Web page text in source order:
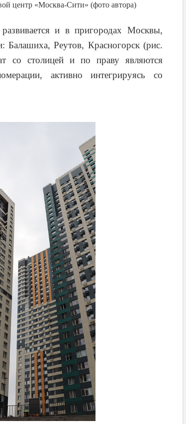
центр «Москва-Сити» (фото автора)
и в пригородах Москвы,
Балашиха, Реутов, Красногорск (рис.
со столицей и по праву являются
активно интегрируясь со